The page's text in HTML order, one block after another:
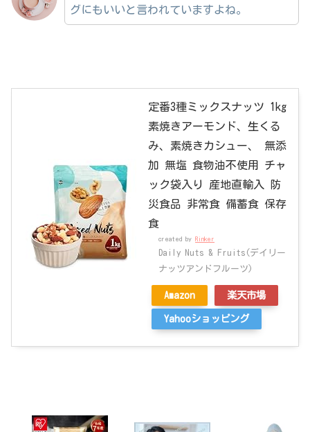
グにもいいと言われていますよね。
定番3種ミックスナッツ 1kg
素焼きアーモンド、生くる
み、素焼きカシュー、 無添
加 無塩 食物油不使用 チャ
ック袋入り 産地直輸入 防
災食品 非常食 備蓄食 保存
食
created by Rinker
Daily Nuts & Fruits(デイリー
ナッツアンドフルーツ)
Amazon 楽天市場
Yahooショッピング